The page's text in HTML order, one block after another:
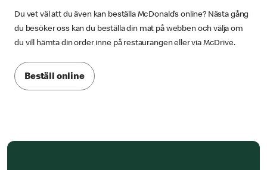
Du vet väl att du även kan beställa McDonald’s online? Nästa gång
du besöker oss kan du beställa din mat på webben och välja om
du vill hämta din order inne på restaurangen eller via McDrive.
Beställ online